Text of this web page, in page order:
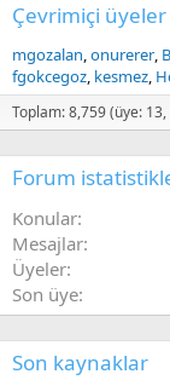
Çevrimiçi üyeler
mgozalan onurerer
fgokcegoz kesmez
Toplam: 8,759 (üye:
Forum
Konular
Mesajlar
Üyeler
Son üye
Son kaynaklar